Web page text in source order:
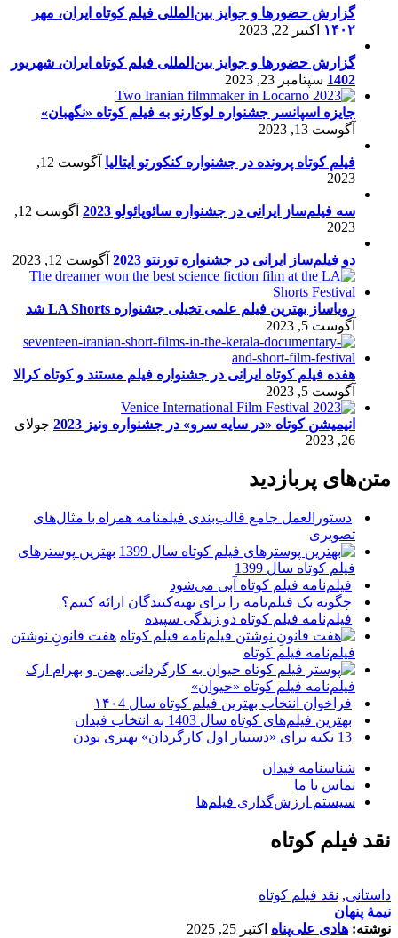
گزارش حضورها و جوایز بین‌المللی فیلم کوتاه ایران، مهر
۱۴۰۲ اکتبر 22, 2023
گزارش حضورها و جوایز بین‌المللی فیلم کوتاه ایران، شهریور
1402 سپتامبر 23, 2023
جایزه اسپانسر جشنواره لوکارنو به فیلم کوتاه «نگهبان»
آگوست 13, 2023
فیلم کوتاه پرونده در جشنواره کنکورتو ایتالیا
آگوست 12,
2023
سه فیلم‌ساز ایرانی در جشنواره سائوپائولو 2023
آگوست 12,
2023
دو فیلم‌ساز ایرانی در جشنواره تورنتو 2023 آگوست 12, 2023
رویاساز بهترین فیلم علمی تخیلی جشنواره LA Shorts شد
آگوست 5, 2023
هفده فیلم کوتاه ایرانی در جشنواره فیلم مستند و کوتاه کرالا
آگوست 5, 2023
انیمیشن کوتاه «در سایه سرو» در جشنواره ونیز 2023
جولای
26, 2023
متن‌های پربازدید
دستورالعمل جامع قالب‌بندی فیلمنامه همراه با مثال‌های
تصویری
بهترین پوسترهای
فیلم کوتاه سال 1399
فیلم‌نامه فیلم کوتاه آبی می‌شود
چگونه یک فیلم‌نامه را برای تهیه‌کنندگان ارائه کنیم؟
فیلم‌نامه فیلم کوتاه دو زندگی سپیده
هفت قانونِ نوشتن
فیلم‌نامه فیلم کوتاه
فیلم‌نامه فیلم کوتاه «حیوان»
فراخوان انتخاب بهترین فیلم کوتاه سال ۱۴۰4
بهترین فیلم‌های کوتاه سال 1403 به انتخاب فیدان
13 نکته برای «دستیار اول کارگردان» بهتری بودن
شناسنامه فیدان
تماس با ما
سیستم ارزش‌گذاری فیلم‌ها
نقد فیلم کوتاه
داستانی, نقد فیلم کوتاه
نیمۀ پنهان
نوشته: هادی علی‌پناه اکتبر 25, 2025